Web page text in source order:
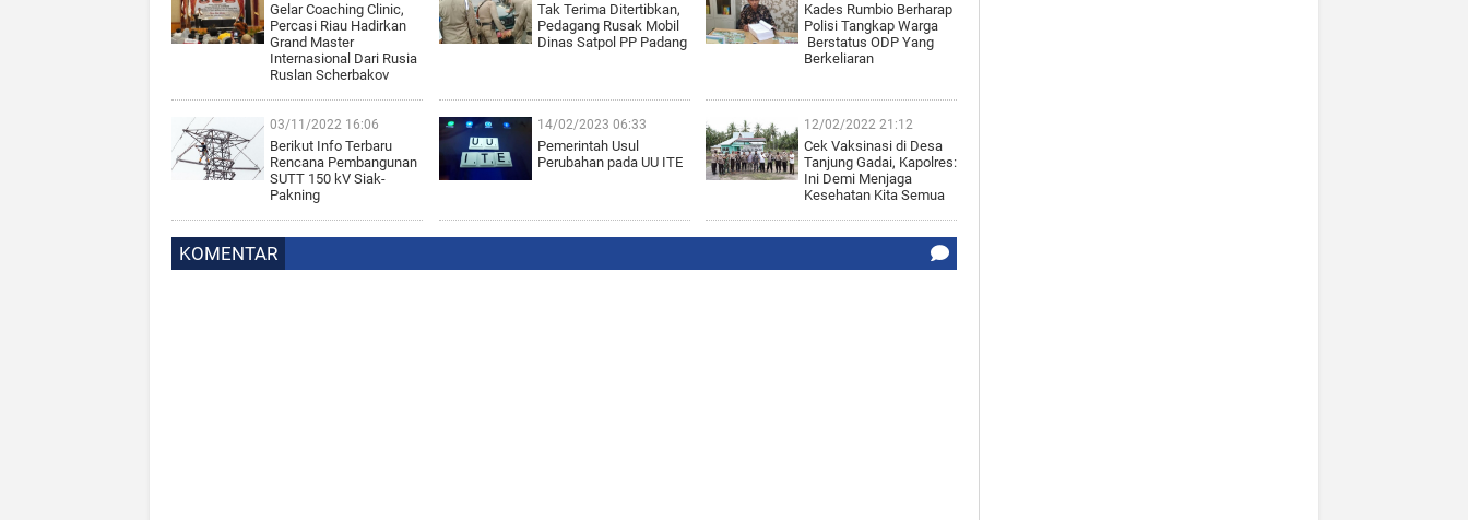
Gelar Coaching Clinic,
Percasi Riau Hadirkan
Grand Master
Internasional Dari Rusia
Ruslan Scherbakov
Tak Terima Ditertibkan,
Pedagang Rusak Mobil
Dinas Satpol PP Padang
Kades Rumbio Berharap
Polisi Tangkap Warga
Berstatus ODP Yang
Berkeliaran
03/11/2022 16:06
Berikut Info Terbaru
Rencana Pembangunan
SUTT 150 kV Siak-
Pakning
14/02/2023 06:33
Pemerintah Usul
Perubahan pada UU ITE
12/02/2022 21:12
Cek Vaksinasi di Desa
Tanjung Gadai, Kapolres:
Ini Demi Menjaga
Kesehatan Kita Semua
KOMENTAR